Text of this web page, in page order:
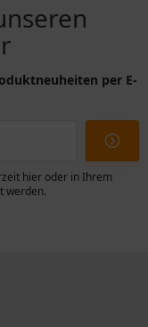
per E-
hier oder in Ihrem
werden.